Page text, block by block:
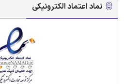
نماد اعتماد الکترونیکی